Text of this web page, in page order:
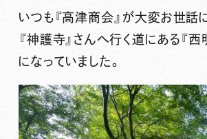
いつも『高津商会』が大変お世話
『神護寺』さんへ行く道にある『
になっていました。